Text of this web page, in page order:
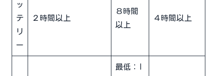
ッ
テ
リ
ー
２時間以上
８時間
以上
４時間以上
最低：I